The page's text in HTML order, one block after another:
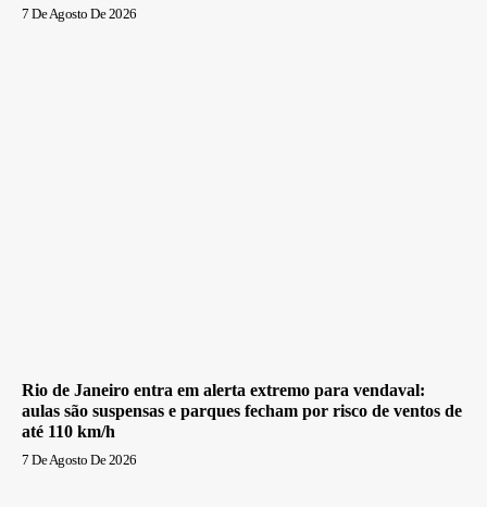
7 De Agosto De 2026
Rio de Janeiro entra em alerta extremo para vendaval:
aulas são suspensas e parques fecham por risco de ventos de
até 110 km/h
7 De Agosto De 2026